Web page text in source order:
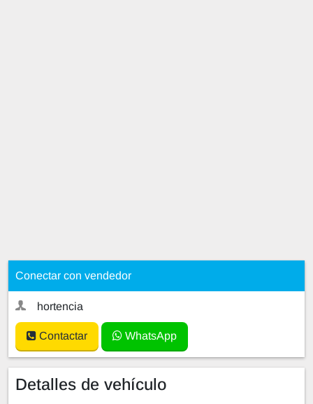
Conectar con vendedor
hortencia
Contactar WhatsApp
Detalles de vehículo